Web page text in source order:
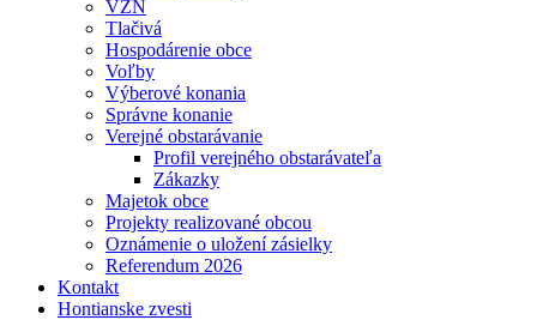
VZN
Tlačivá
Hospodárenie obce
Voľby
Výberové konania
Správne konanie
Verejné obstarávanie
Profil verejného obstarávateľa
Zákazky
Majetok obce
Projekty realizované obcou
Oznámenie o uložení zásielky
Referendum 2026
Kontakt
Hontianske zvesti